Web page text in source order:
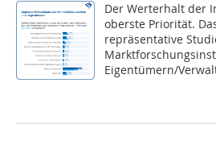
Der Werterhalt der
oberste Priorität.
repräsentative
Eigentümern/